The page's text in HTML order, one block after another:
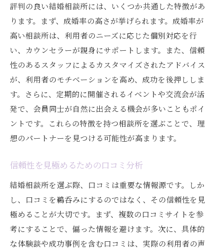
評判の良い結婚相談所には、いくつか共通した特徴があ
ります。まず、成婚率の高さが挙げられます。成婚率が
高い相談所は、利用者のニーズに応じた個別対応を行
い、カウンセラーが親身にサポートします。また、信頼
性のあるスタッフによるカスタマイズされたアドバイス
が、利用者のモチベーションを高め、成功を後押ししま
す。さらに、定期的に開催されるイベントや交流会が活
発で、会員同士が自然に出会える機会が多いこともポイ
ントです。これらの特徴を持つ相談所を選ぶことで、理
想のパートナーを見つける可能性が高まります。
信頼性を見極めるための口コミ分析
結婚相談所を選ぶ際、口コミは重要な情報源です。しか
し、口コミを鵜呑みにするのではなく、その信頼性を見
極めることが大切です。まず、複数の口コミサイトを参
考にすることで、偏った情報を避けます。次に、具体的
な体験談や成功事例を含む口コミは、実際の利用者の声